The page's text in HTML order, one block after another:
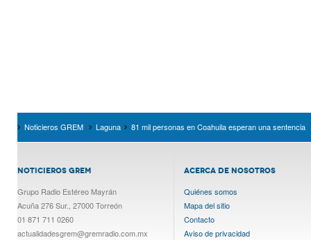
Noticieros GREM Laguna 81 mil personas en Coahuila esperan una sentencia
NOTICIEROS GREM
Grupo Radio Estéreo Mayrán
Acuña 276 Sur., 27000 Torreón
01 871 711 0260
actualidadesgrem@gremradio.com.mx
ACERCA DE NOSOTROS
Quiénes somos
Mapa del sitio
Contacto
Aviso de privacidad